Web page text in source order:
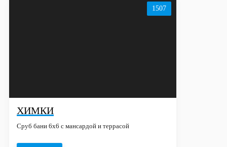
1507
ХИМКИ
Сруб бани 6х6 с мансардой и террасой